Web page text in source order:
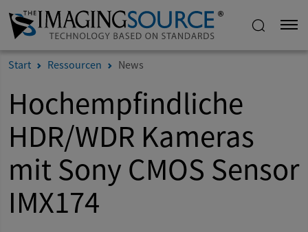
Start Ressourcen News
Hochempfindliche
HDR/WDR Kameras
mit Sony CMOS Sensor
IMX174